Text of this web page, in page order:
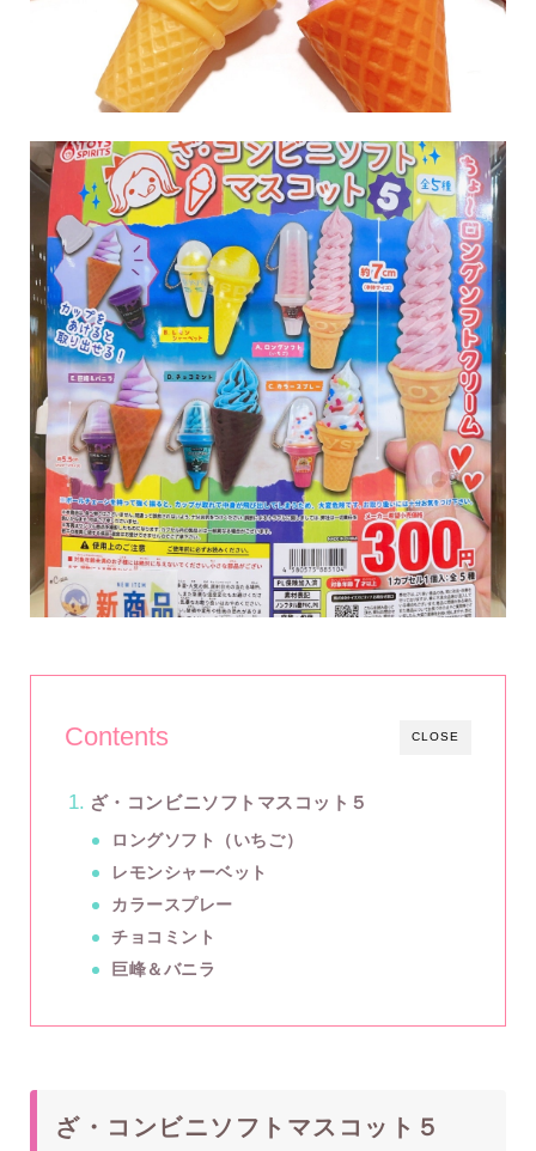
CLOSE
Contents
ざ・コンビニソフトマスコット５
ロングソフト（いちご）
レモンシャーベット
カラースプレー
チョコミント
巨峰＆バニラ
ざ・コンビニソフトマスコット５